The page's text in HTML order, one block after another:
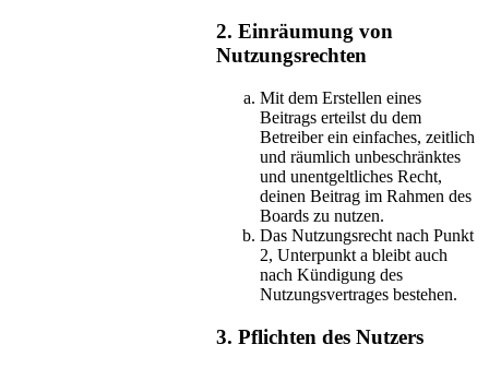
2. Einräumung von
Nutzungsrechten
Mit dem Erstellen eines
Beitrags erteilst du dem
Betreiber ein einfaches, zeitlich
und räumlich unbeschränktes
und unentgeltliches Recht,
deinen Beitrag im Rahmen des
Boards zu nutzen.
Das Nutzungsrecht nach Punkt
2, Unterpunkt a bleibt auch
nach Kündigung des
Nutzungsvertrages bestehen.
3. Pflichten des Nutzers